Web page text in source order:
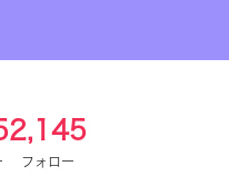
2,145
フォロー